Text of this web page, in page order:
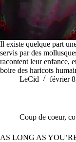
Il existe quelque part
servis par des
racontent leur enfance,
boire des haricots
LeCid
février
Coup de coeur,
AS LONG AS